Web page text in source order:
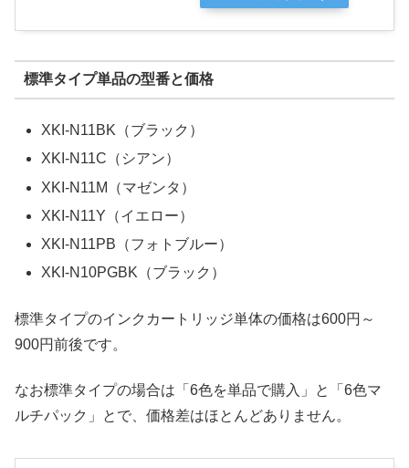
標準タイプ単品の型番と価格
XKI-N11BK（ブラック）
XKI-N11C（シアン）
XKI-N11M（マゼンタ）
XKI-N11Y（イエロー）
XKI-N11PB（フォトブルー）
XKI-N10PGBK（ブラック）
標準タイプのインクカートリッジ単体の価格は600円～
900円前後です。
なお標準タイプの場合は「6色を単品で購入」と「6色マ
ルチパック」とで、価格差はほとんどありません。